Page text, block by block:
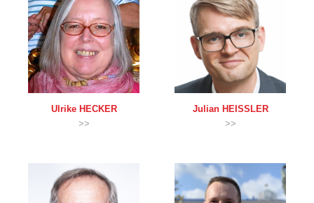
Ulrike HECKER
>>
Julian HEISSLER
>>